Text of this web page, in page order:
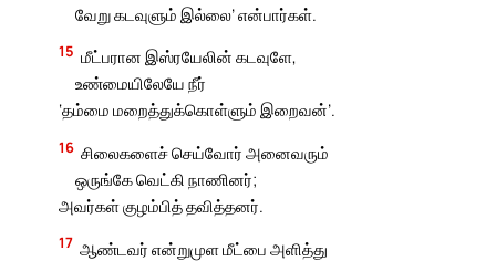
வேறு கடவுளும் இல்லை’ என்பார்கள்.
15 மீட்பரான இஸ்ரயேலின் கடவுளே,
உண்மையிலேயே நீர்
‘தம்மை மறைத்துக்கொள்ளும் இறைவன்’.
16 சிலைகளைச் செய்வோர் அனைவரும்
ஒருங்கே வெட்கி நாணினர்;
அவர்கள் குழம்பித் தவித்தனர்.
17 ஆண்டவர் என்றுமுள மீட்பை அளித்து